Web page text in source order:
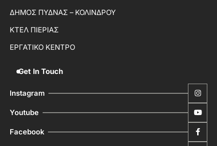
ΔΗΜΟΣ ΠΥΔΝΑΣ – ΚΟΛΙΝΔΡΟΥ
ΚΤΕΛ ΠΙΕΡΙΑΣ
ΕΡΓΑΤΙΚΟ ΚΕΝΤΡΟ
Get In Touch
Instagram
Youtube
Facebook